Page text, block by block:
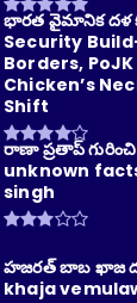
భారత వైమానిక దళ
Security
Borders,
Chicken’s
Shift
రాణా ప్రతాప్
unknown
singh
హజరత్ బాబ ఖాజ
khaja